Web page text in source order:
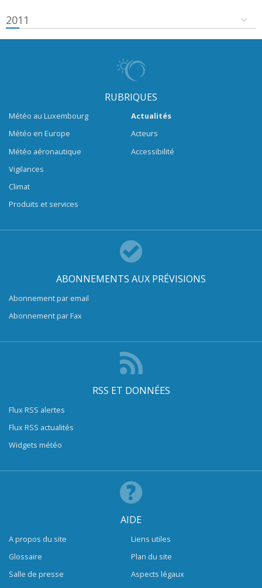
2011
RUBRIQUES
Météo au Luxembourg
Météo en Europe
Météo aéronautique
Vigilances
Climat
Produits et services
Actualités
Acteurs
Accessibilité
ABONNEMENTS AUX PRÉVISIONS
Abonnement par email
Abonnement par Fax
RSS ET DONNÉES
Flux RSS alertes
Flux RSS actualités
Widgets météo
AIDE
A propos du site
Glossaire
Salle de presse
Liens utiles
Plan du site
Aspects légaux